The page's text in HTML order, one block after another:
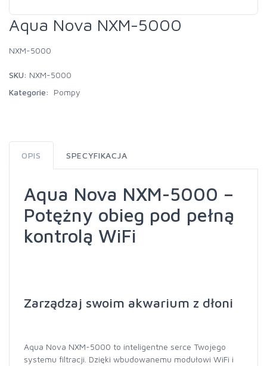
Aqua Nova NXM-5000
NXM-5000
SKU: NXM-5000
Kategorie:
Pompy
OPIS SPECYFIKACJA
Aqua Nova NXM-5000 –
Potężny obieg pod pełną
kontrolą WiFi
Zarządzaj swoim akwarium z dłoni
Aqua Nova NXM-5000 to inteligentne serce Twojego
systemu filtracji. Dzięki wbudowanemu modułowi WiFi i